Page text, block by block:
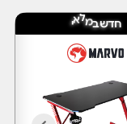
חדשבמלאי